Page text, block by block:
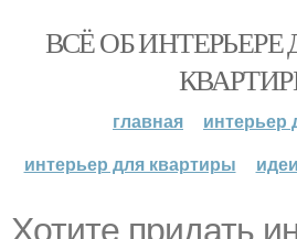
ВСЁ ОБ
главная
интерьер
интерьер для квартиры
Хотите придать